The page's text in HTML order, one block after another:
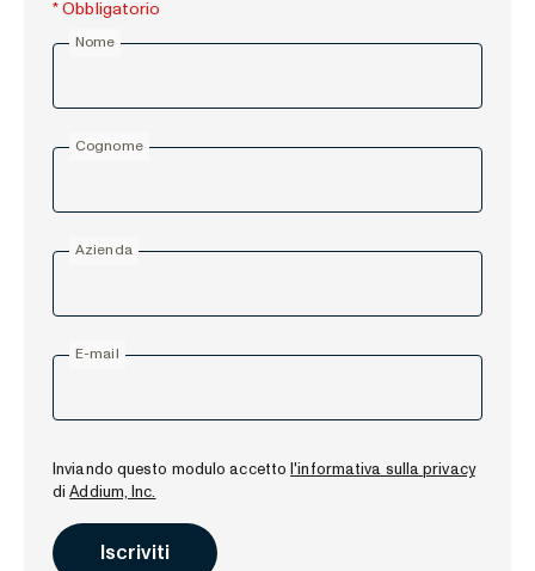
* Obbligatorio
Nome
Cognome
Azienda
E-mail
Inviando questo modulo accettol'informativa sulla privacy
diAddium, Inc.